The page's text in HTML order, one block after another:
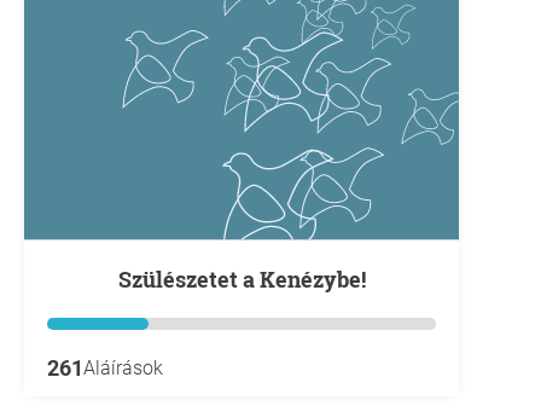
Szülészetet a Kenézybe!
261Aláírások